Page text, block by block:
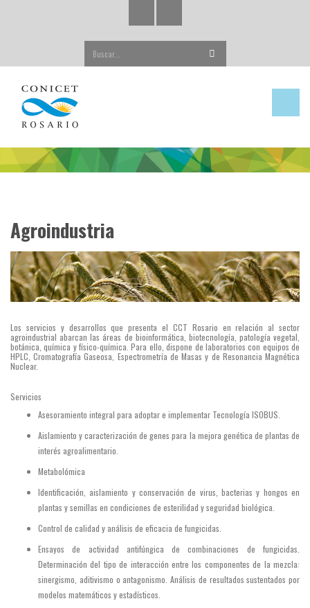
Agroindustria
Los servicios y desarrollos que presenta el CCT Rosario en relación al sector
agroindustrial abarcan las áreas de bioinformática, biotecnología, patología vegetal,
botánica, química y físico-química. Para ello, dispone de laboratorios con equipos de
HPLC, Cromatografía Gaseosa, Espectrometría de Masas y de Resonancia Magnética
Nuclear.
Servicios
Asesoramiento integral para adoptar e implementar Tecnología ISOBUS.
Aislamiento y caracterización de genes para la mejora genética de plantas de
interés agroalimentario.
Metabolómica
Identificación, aislamiento y conservación de virus, bacterias y hongos en
plantas y semillas en condiciones de esterilidad y seguridad biológica.
Control de calidad y análisis de eficacia de fungicidas.
Ensayos de actividad antifúngica de combinaciones de fungicidas.
Determinación del tipo de interacción entre los componentes de la mezcla:
sinergismo, aditivismo o antagonismo. Análisis de resultados sustentados por
modelos matemáticos y estadísticos.